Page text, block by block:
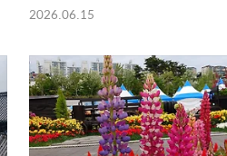
2026.06.15